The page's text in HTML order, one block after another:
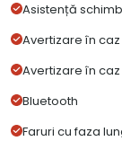
Asistență
Avertizare în
Avertizare în
Bluetooth
Faruri cu faza